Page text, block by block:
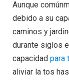
Aunque
debido a su
caminos y
durante siglos
capacidad para
aliviar la tos